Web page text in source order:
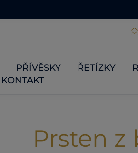
PŘÍVĚSKY ŘETÍZKY
KONTAKT
Prsten z